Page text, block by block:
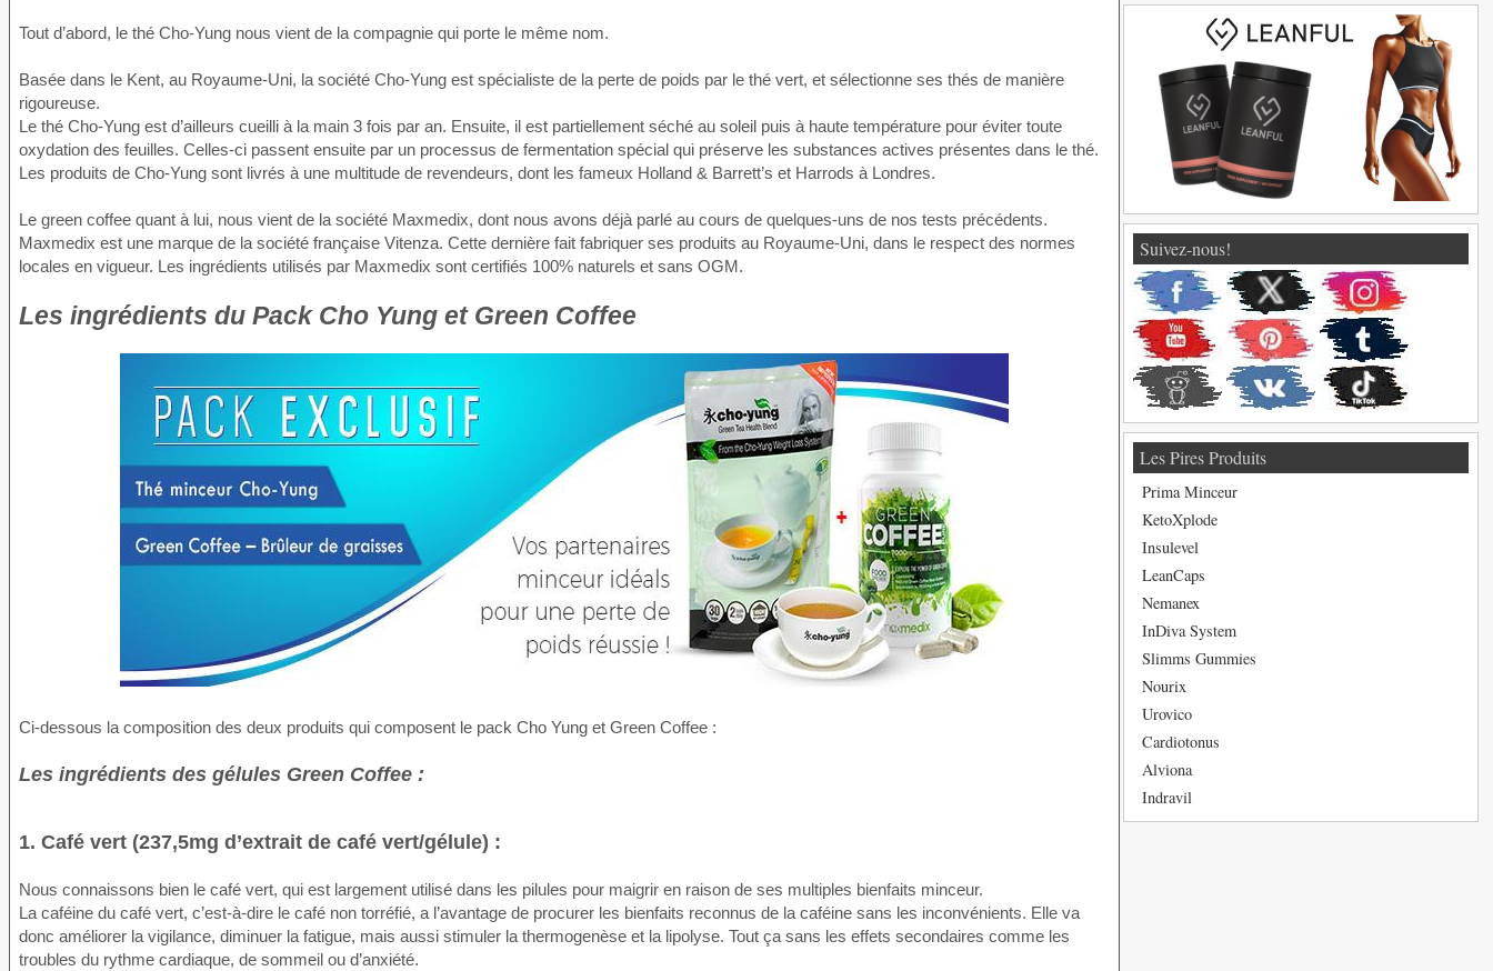
Tout d’abord, le thé Cho-Yung nous vient de la compagnie qui porte le même nom.
Basée dans le Kent, au Royaume-Uni, la société Cho-Yung est spécialiste de la perte de poids par le thé vert, et sélectionne ses thés de manière
rigoureuse.
Le thé Cho-Yung est d’ailleurs cueilli à la main 3 fois par an. Ensuite, il est partiellement séché au soleil puis à haute température pour éviter toute
oxydation des feuilles. Celles-ci passent ensuite par un processus de fermentation spécial qui préserve les substances actives présentes dans le thé.
Les produits de Cho-Yung sont livrés à une multitude de revendeurs, dont les fameux Holland & Barrett’s et Harrods à Londres.
Le green coffee quant à lui, nous vient de la société Maxmedix, dont nous avons déjà parlé au cours de quelques-uns de nos tests précédents.
Maxmedix est une marque de la société française Vitenza. Cette dernière fait fabriquer ses produits au Royaume-Uni, dans le respect des normes
locales en vigueur. Les ingrédients utilisés par Maxmedix sont certifiés 100% naturels et sans OGM.
Les ingrédients du Pack Cho Yung et Green Coffee
Ci-dessous la composition des deux produits qui composent le pack Cho Yung et Green Coffee :
Les ingrédients des gélules Green Coffee :
1. Café vert (237,5mg d’extrait de café vert/gélule) :
Nous connaissons bien le café vert, qui est largement utilisé dans les pilules pour maigrir en raison de ses multiples bienfaits minceur.
La caféine du café vert, c’est-à-dire le café non torréfié, a l’avantage de procurer les bienfaits reconnus de la caféine sans les inconvénients. Elle va
donc améliorer la vigilance, diminuer la fatigue, mais aussi stimuler la thermogenèse et la lipolyse. Tout ça sans les effets secondaires comme les
troubles du rythme cardiaque, de sommeil ou d’anxiété.
Suivez-nous!
Les Pires Produits
Prima Minceur
KetoXplode
Insulevel
LeanCaps
Nemanex
InDiva System
Slimms Gummies
Nourix
Urovico
Cardiotonus
Alviona
Indravil